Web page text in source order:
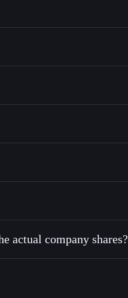
real-world stock price
4.78%
actual company shares?